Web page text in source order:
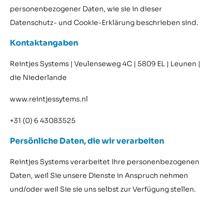
personenbezogener Daten, wie sie in dieser
Datenschutz- und Cookie-Erklärung beschrieben sind.
Kontaktangaben
Reintjes Systems | Veulenseweg 4C | 5809 EL | Leunen |
die Niederlande
www.reintjessytems.nl
+31 (0) 6 43083525
Persönliche Daten, die wir verarbeiten
Reintjes Systems verarbeitet Ihre personenbezogenen
Daten, weil Sie unsere Dienste in Anspruch nehmen
und/oder weil Sie sie uns selbst zur Verfügung stellen.